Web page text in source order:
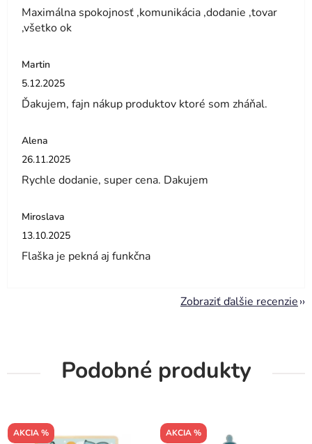
Maximálna spokojnosť ,komunikácia ,dodanie ,tovar
,všetko ok
Martin
Hodnotenie obchodu je 5 z 5 hviezdičiek.
5.12.2025
Ďakujem, fajn nákup produktov ktoré som zháňal.
Alena
Hodnotenie obchodu je 5 z 5 hviezdičiek.
26.11.2025
Rychle dodanie, super cena. Dakujem
Miroslava
Hodnotenie obchodu je 5 z 5 hviezdičiek.
13.10.2025
Flaška je pekná aj funkčna
Zobraziť ďalšie recenzie
Podobné produkty
AKCIA % AKCIA %